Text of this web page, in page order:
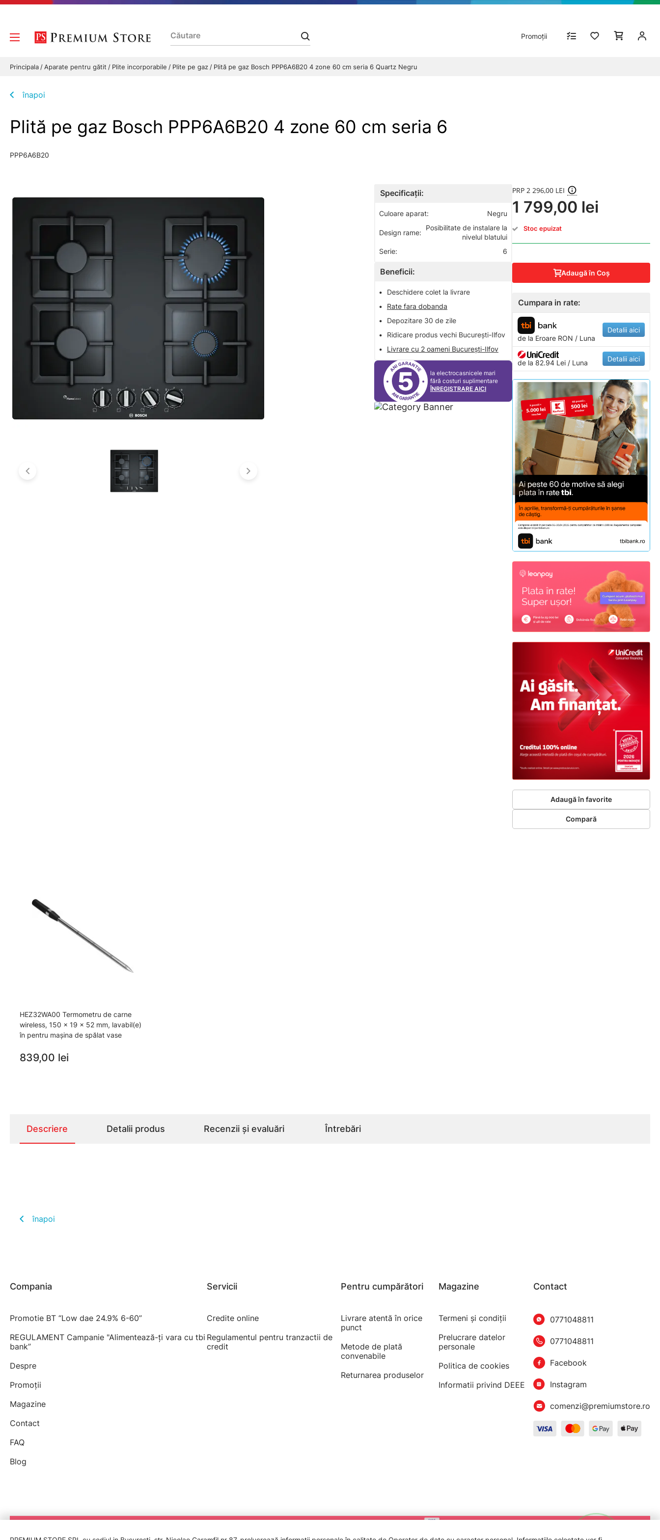
Promoții
Principala Aparate pentru gătit Plite incorporabile Plite pe gaz Plită pe gaz Bosch PPP6A6B20 4 zone 60 cm seria 6 Quartz Negru
înapoi
Plită pe gaz Bosch PPP6A6B20 4 zone 60 cm seria 6
PPP6A6B20
Specificații:
Culoare aparat: Negru
Design rame:
Posibilitate de instalare la
nivelul blatului
Serie:
6
Beneficii:
•
Deschidere colet la livrare
•
Rate fara dobanda
•
Depozitare 30 de zile
•
Ridicare produs vechi București-Ilfov
•
Livrare cu 2 oameni București-Ilfov
5
la electrocasnicele mari
fără costuri suplimentare
ÎNREGISTRARE AICI
PRP 2 296,00 LEI
1 799,00 lei
Stoc epuizat
Adaugă în Coş
Cumpara in rate:
de la Eroare RON / Luna
Detalii aici
de la 82.94 Lei / Luna Detalii aici
Adaugă în favorite
Compară
HEZ32WA00 Termometru de carne
wireless, 150 x 19 x 52 mm, lavabil(e)
în pentru mașina de spălat vase
839,00 lei
Descriere Detalii produs Recenzii și evaluări Întrebări
înapoi
Compania
Promotie BT “Low dae 24.9% 6-60”
REGULAMENT Campanie "Alimentează-ți vara cu tbi
bank”
Despre
Promoții
Magazine
Contact
FAQ
Blog
Servicii
Credite online
Regulamentul pentru tranzactii de
credit
Pentru cumpărători
Livrare atentă în orice
punct
Metode de plată
convenabile
Returnarea produselor
Magazine
Termeni şi condiţii
Prelucrare datelor
personale
Politica de cookies
Informatii privind DEEE
Contact
0771048811
0771048811
Facebook
Instagram
comenzi@premiumstore.ro